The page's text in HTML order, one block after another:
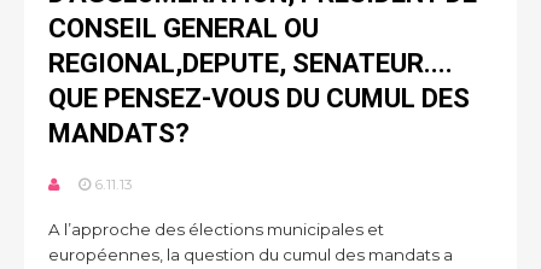
CONSEIL GENERAL OU
REGIONAL,DEPUTE, SENATEUR....
QUE PENSEZ-VOUS DU CUMUL DES
MANDATS?
6.11.13
A l’approche des élections municipales et
européennes, la question du cumul des mandats a